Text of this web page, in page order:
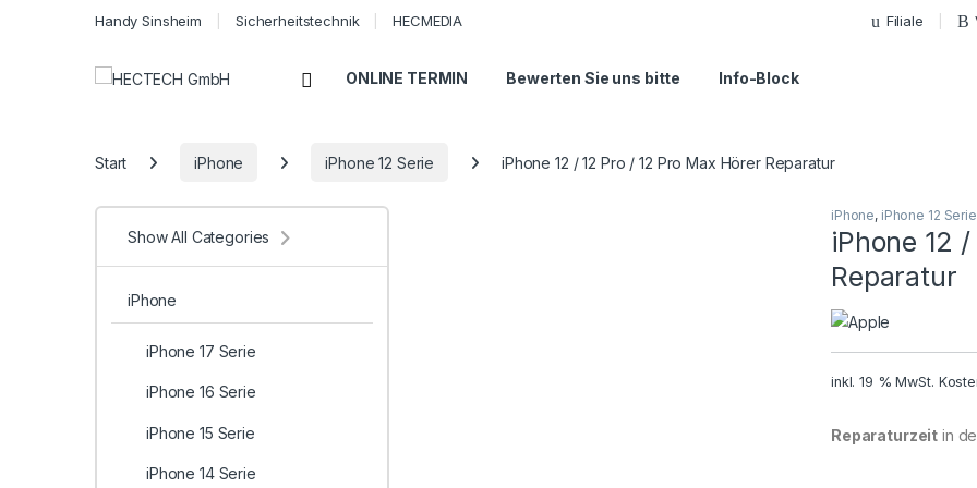
Handy Sinsheim Sicherheitstechnik HECMEDIA Filiale
Open ONLINE TERMIN Bewerten Sie uns bitte Info-Block
Start iPhone iPhone 12 Serie iPhone 12 / 12 Pro / 12 Pro Max Hörer Reparatur
iPhone, iPhone 12 Serie
iPhone 12
Reparatur
inkl. 19 % MwSt.
Reparaturzeit in
Show All Categories
iPhone
iPhone 17 Serie
iPhone 16 Serie
iPhone 15 Serie
iPhone 14 Serie